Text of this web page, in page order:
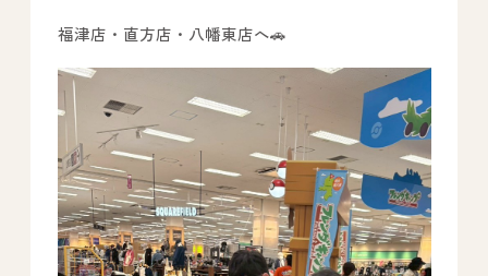
－ 宗像事業所のブログ
－ 福津事業所のブログ
－ 春日事業所のブログ
－ 遠賀事業所のブログ
－ 東郷事業所のブログ
－ 鳥栖事業所のブログ
福津店・直方店・八幡東店へ🚗